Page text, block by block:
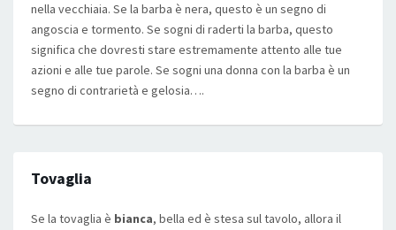
nella vecchiaia. Se la barba è nera, questo è un segno di
angoscia e tormento. Se sogni di raderti la barba, questo
significa che dovresti stare estremamente attento alle tue
azioni e alle tue parole. Se sogni una donna con la barba è un
segno di contrarietà e gelosia….
Tovaglia
Se la tovaglia è bianca, bella ed è stesa sul tavolo, allora il